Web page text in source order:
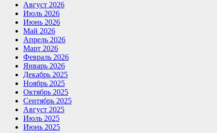
Август 2026
Июль 2026
Июнь 2026
Май 2026
Апрель 2026
Март 2026
Февраль 2026
Январь 2026
Декабрь 2025
Ноябрь 2025
Октябрь 2025
Сентябрь 2025
Август 2025
Июль 2025
Июнь 2025